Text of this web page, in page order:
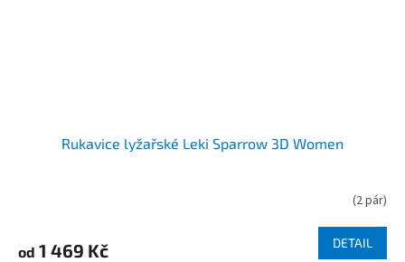
Rukavice lyžařské Leki Sparrow 3D Women
(2 pár)
od 1 469 Kč DETAIL